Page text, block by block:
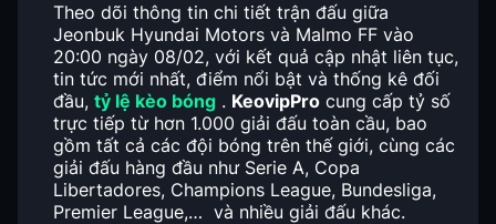
Theo dõi thông tin chi tiết trận đấu giữa
Jeonbuk Hyundai Motors và Malmo FF vào
20:00 ngày 08/02, với kết quả cập nhật liên tục,
tin tức mới nhất, điểm nổi bật và thống kê đối
đầu, tỷ lệ kèo bóng . KeovipPro cung cấp tỷ số
trực tiếp từ hơn 1.000 giải đấu toàn cầu, bao
gồm tất cả các đội bóng trên thế giới, cùng các
giải đấu hàng đầu như Serie A, Copa
Libertadores, Champions League, Bundesliga,
Premier League,… và nhiều giải đấu khác.